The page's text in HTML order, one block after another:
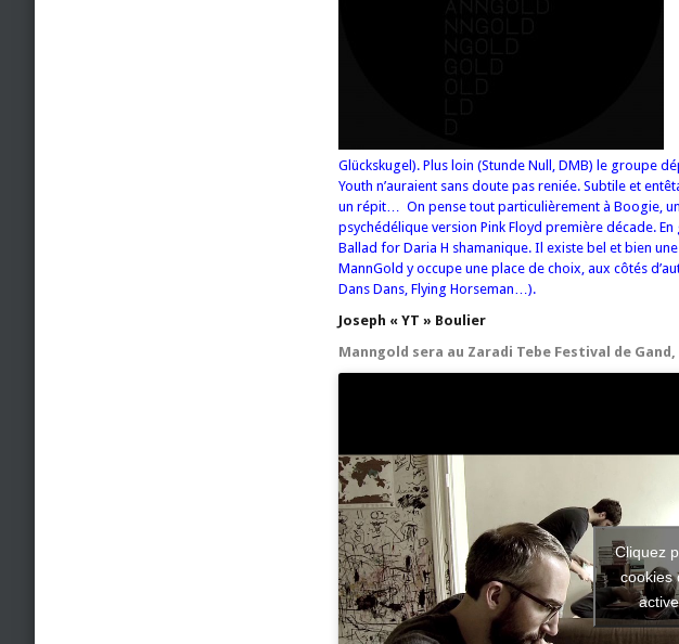
Glückskugel). Plus loin (Stunde Null, DMB) le groupe
Youth n’auraient sans doute pas reniée. Subtile et
un répit… On pense tout particulièrement à Boogie,
psychédélique version Pink Floyd première décade.
Ballad for Daria H shamanique. Il existe bel et bien
MannGold y occupe une place de choix, aux côtés
Dans Dans, Flying Horseman…).
Joseph « YT » Boulier
Manngold sera au Zaradi Tebe Festival de Gand,
Cliquez
cookies